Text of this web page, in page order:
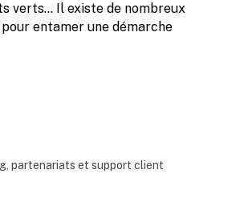
verts… Il existe de nombreux
entamer une démarche
partenariats et support client